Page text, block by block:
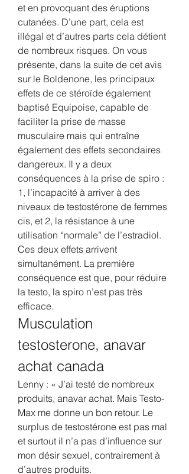
et en provoquant des éruptions
cutanées. D’une part, cela est
illégal et d’autres parts cela détient
de nombreux risques. On vous
présente, dans la suite de cet avis
sur le Boldenone, les principaux
effets de ce stéroïde également
baptisé Equipoise, capable de
faciliter la prise de masse
musculaire mais qui entraîne
également des effets secondaires
dangereux. Il y a deux
conséquences à la prise de spiro :
1, l’incapacité à arriver à des
niveaux de testostérone de femmes
cis, et 2, la résistance à une
utilisation “normale” de l’estradiol.
Ces deux effets arrivent
simultanément. La première
conséquence est que, pour réduire
la testo, la spiro n’est pas très
efficace.
Musculation
testosterone, anavar
achat canada
Lenny : « J’ai testé de nombreux
produits, anavar achat. Mais Testo-
Max me donne un bon retour. Le
surplus de testostérone est pas mal
et surtout il n’a pas d’influence sur
mon désir sexuel, contrairement à
d’autres produits.